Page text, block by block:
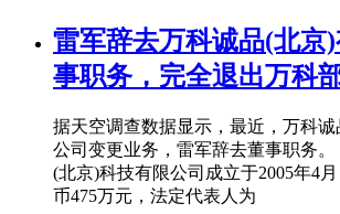
雷军辞去万科诚品(北京
事职务，完全退出万科
据天空调查数据显示，最近，万科
公司变更业务，雷军辞去董事职务
(北京)科技有限公司成立于2005年4
币475万元，法定代表人为